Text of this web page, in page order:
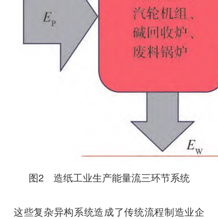
图2 造纸工业生产能量流三环节系统
这些复杂异构系统造成了传统流程制造业企